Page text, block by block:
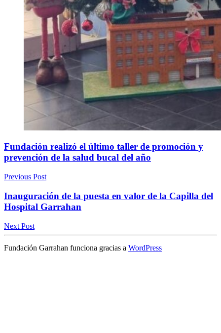
Fundación realizó el último taller de promoción y
prevención de la salud bucal del año
Previous Post
Inauguración de la puesta en valor de la Capilla del
Hospital Garrahan
Next Post
Fundación Garrahan funciona gracias a WordPress